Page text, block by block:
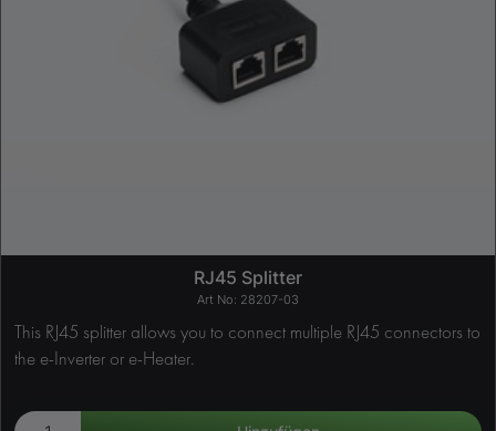
RJ45 Splitter
28207-03
This RJ45 splitter allows you to connect multiple RJ45 connectors to
the e-Inverter or e-Heater.